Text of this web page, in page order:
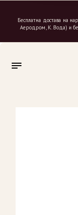
Бесплатна достава на
Аеродром, К. Вода) и